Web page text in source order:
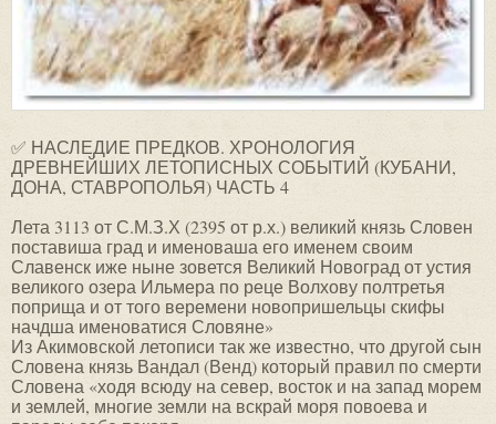
✅ НАСЛЕДИЕ ПРЕДКОВ. ХРОНОЛОГИЯ
ДРЕВНЕЙШИХ ЛЕТОПИСНЫХ СОБЫТИЙ (КУБАНИ,
ДОНА, СТАВРОПОЛЬЯ) ЧАСТЬ 4
Лета 3113 от С.М.З.Х (2395 от р.х.) великий князь Словен
поставиша град и именоваша его именем своим
Славенск иже ныне зовется Великий Новоград от устия
великого озера Ильмера по реце Волхову полтретья
поприща и от того веремени новопришельцы скифы
начдша именоватися Словяне»
Из Акимовской летописи так же известно, что другой сын
Словена князь Вандал (Венд) который правил по смерти
Словена «ходя всюду на север, восток и на запад морем
и землей, многие земли на вскрай моря повоева и